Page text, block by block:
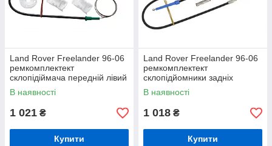
Land Rover Freelander 96-06
ремкомплектект
склопідіймача передній лівий
В наявності
1 021 ₴
Купити
Land Rover Freelander 96-06
ремкомплектект
склопідйомники задніх
дверей, ляди!!!
В наявності
1 018 ₴
Купити